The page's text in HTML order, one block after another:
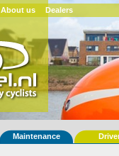
About us Dealers
Maintenance